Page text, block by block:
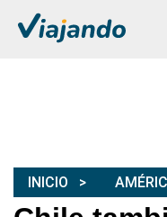
INICIO